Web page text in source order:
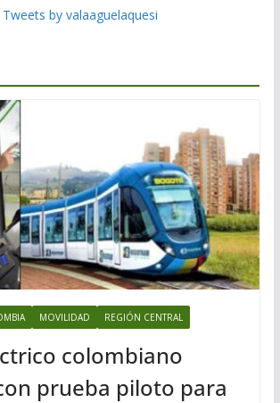
Tweets by valaaguelaquesi
MOVILIDAD REGIÓN CENTRAL
colombiano
prueba piloto para